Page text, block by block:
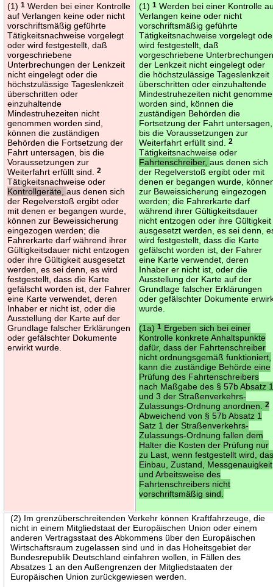
(1)1 Werden bei einer Kontrolle
auf Verlangen keine oder nicht
vorschriftsmäßig geführte
Tätigkeitsnachweise vorgelegt
oder wird festgestellt, daß
vorgeschriebene
Unterbrechungen der Lenkzeit
nicht eingelegt oder die
höchstzulässige Tageslenkzeit
überschritten oder
einzuhaltende
Mindestruhezeiten nicht
genommen worden sind,
können die zuständigen
Behörden die Fortsetzung der
Fahrt untersagen, bis die
Voraussetzungen zur
Weiterfahrt erfüllt sind.2
Tätigkeitsnachweise oder
Kontrollgeräte,aus denen sich
der Regelverstoß ergibt oder
mit denen er begangen wurde,
können zur Beweissicherung
eingezogen werden; die
Fahrerkarte darf während ihrer
Gültigkeitsdauer nicht entzogen
oder ihre Gültigkeit ausgesetzt
werden, es sei denn, es wird
festgestellt, dass die Karte
gefälscht worden ist, der Fahrer
eine Karte verwendet, deren
Inhaber er nicht ist, oder die
Ausstellung der Karte auf der
Grundlage falscher Erklärungen
oder gefälschter Dokumente
erwirkt wurde.
(1)1 Werden bei einer Kontrolle
Verlangen keine oder nicht
vorschriftsmäßig geführte
Tätigkeitsnachweise vorgelegt
wird festgestellt, daß
vorgeschriebene
der Lenkzeit nicht eingelegt oder
die höchstzulässige Tageslenkzeit
überschritten oder einzuhaltende
Mindestruhezeiten nicht
worden sind, können die
zuständigen Behörden die
Fortsetzung der Fahrt untersagen,
bis die Voraussetzungen zur
Weiterfahrt erfüllt sind.2
Tätigkeitsnachweise oder
Fahrtenschreiber,aus denen sich
der Regelverstoß ergibt oder mit
denen er begangen wurde,
zur Beweissicherung eingezogen
werden; die Fahrerkarte darf
während ihrer Gültigkeitsdauer
nicht entzogen oder ihre Gültigkeit
ausgesetzt werden, es sei denn,
wird festgestellt, dass die Karte
gefälscht worden ist, der Fahrer
eine Karte verwendet, deren
Inhaber er nicht ist, oder die
Ausstellung der Karte auf der
Grundlage falscher Erklärungen
oder gefälschter Dokumente
wurde.
(1a)1 Ergeben sich bei einer
Kontrolle konkrete Anhaltspunkte
dafür, dass der Fahrtenschreiber
nicht ordnungsgemäß funktioniert,
kann die zuständige Behörde eine
Prüfung des Fahrtenschreibers
nach Maßgabe des § 57b Absatz
und 3 der Straßenverkehrs-
Zulassungs-Ordnung anordnen.2
Abweichend von § 57b Absatz 1
Satz 1 der Straßenverkehrs-
Zulassungs-Ordnung fallen dem
Halter die Kosten der Prüfung nur
zu Last, wenn festgestellt wird,
Einbau, Zustand, Messgenauigkeit
und Arbeitsweise des
Fahrtenschreibers nicht
vorschriftsmäßig sind.
(2) Im grenzüberschreitenden Verkehr können Kraftfahrzeuge, die
nicht in einem Mitgliedstaat der Europäischen Union oder einem
anderen Vertragsstaat des Abkommens über den Europäischen
Wirtschaftsraum zugelassen sind und in das Hoheitsgebiet der
Bundesrepublik Deutschland einfahren wollen, in Fällen des
Absatzes 1 an den Außengrenzen der Mitgliedstaaten der
Europäischen Union zurückgewiesen werden.